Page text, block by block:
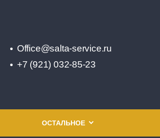
Office@salta-service.ru
+7 (921) 032-85-23
ОСТАЛЬНОЕ